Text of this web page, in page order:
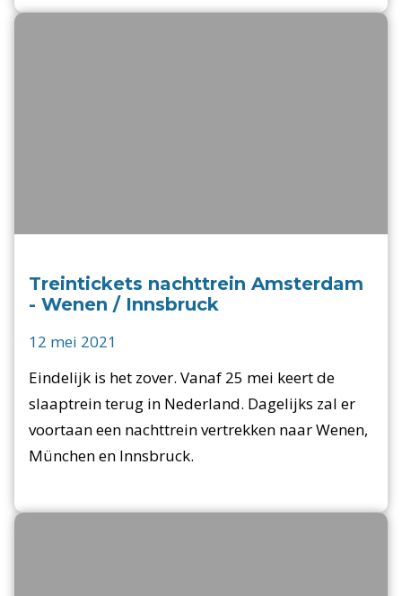
Treintickets nachttrein Amsterdam
- Wenen / Innsbruck
12 mei 2021
Eindelijk is het zover. Vanaf 25 mei keert de
slaaptrein terug in Nederland. Dagelijks zal er
voortaan een nachttrein vertrekken naar Wenen,
München en Innsbruck.